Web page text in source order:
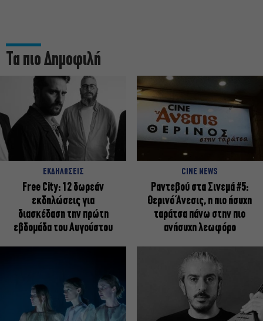
Τα πιο Δημοφιλή
ΕΚΔΗΛΩΣΕΙΣ
Free City: 12 δωρεάν
εκδηλώσεις για
διασκέδαση την πρώτη
εβδομάδα του Αυγούστου
CINE NEWS
Ραντεβού στα Σινεμά #5:
Θερινό Άνεσις, η πιο ήσυχη
ταράτσα πάνω στην πιο
ανήσυχη λεωφόρο